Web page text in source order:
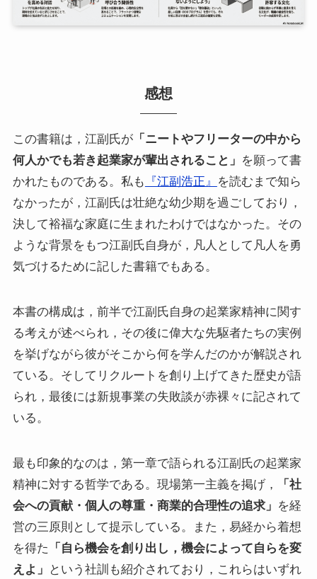
感想
この書籍は，江副氏が「ニートやフリーターの中から
何人かでも若き起業家が輩出されること」 を願って書
かれたものである。私も
『江副浩正』
を読むまで知ら
なかったが，江副氏は壮絶な幼少期を過ごしており，
決して裕福な家庭に生まれたわけではなかった。その
ような背景をもつ江副氏自身が，凡人として凡人を勇
気づけるために記した書籍でもある。
本書の構成は，前半で江副氏自身の起業家精神に関す
る考えが述べられ，その後に偉大な先駆者たちの実例
を挙げながら彼がそこから何を学んだのかが解説され
ている。そしてリクルートを創り上げてきた歴史が語
られ，最後には新規事業の失敗談が赤裸々に記されて
いる。
最も印象的なのは，第一章で語られる江副氏の起業家
精神に対する哲学である。現場第一主義を掲げ，
「社
会への貢献・個人の尊重・商業的合理性の追求」 を経
営の三原則として提示している。また，易経から着想
を得た
「自ら機会を創り出し，機会によって自らを変
えよ」
という社訓も紹介されており，これらはいずれ